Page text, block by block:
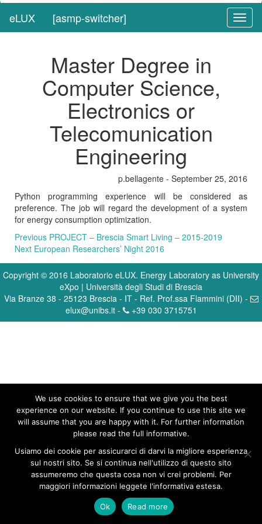
eLUX [asmp-switcher]
Master Degree in
Computer Science,
Electronics or
Telecomunication
Engineering
p.bellagente - September 25, 2016
Python programming experience will be considered as
preference. The job will regard the development of a system
for energy consumption optimization.
Post
navigation
Previous Previous
post:
PROJECT – Brescia Smart Living – 2015-2019
Next Next
European Researchers’ Night 2016
Copyright © 2016 Laboratorio eLUX. Energy Laboratory as University
eXpo | Università degli Studi di Brescia
Via Branze 38 - 25123 Brescia - IT - Ref. Prof.ssa Flammini (DII) -
elux@unibs.it -
+39 030 3715751
We use cookies to ensure that we give you the best
experience on our website. If you continue to use this site we
will assume that you are happy with it. For further information
please read the full informative.
Usiamo dei cookie per assicurarci di darvi la migliore esperienza
sul nostri sito. Se si continua nell'utilizzo di questo sito
assumeremo che questa cosa non vi crei problemi. Per
maggiori informazioni leggete l'informativa estesa.
Ok Read more